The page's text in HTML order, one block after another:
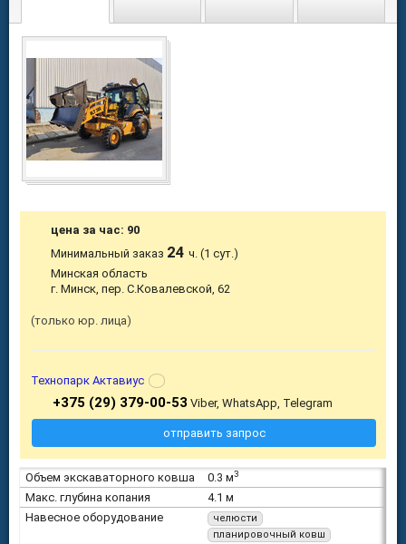
Объем экскаваторного ковша 0.3 м3
Макс. глубина копания
4.1 м
Навесное оборудование
челюсти
планировочный ковш
цена за час: 90
Минимальный заказ 24ч. (1 сут.)
Минская область
г. Минск, пер. С.Ковалевской, 62
только юр. лица
Технопарк Актавиус
+375 (29) 379-00-53 Viber, WhatsApp, Telegram
отправить запрос